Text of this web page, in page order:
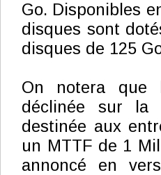
Go. Disponibles
disques sont
disques de 125
On notera que
déclinée sur la
destinée aux
un MTTF de 1
annoncé en